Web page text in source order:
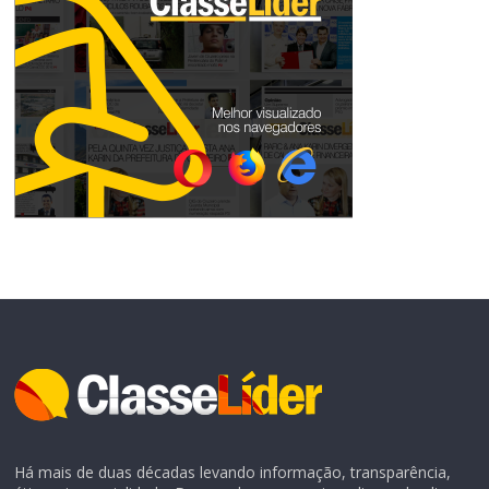
Há mais de duas décadas levando informação, transparência,